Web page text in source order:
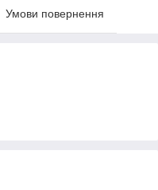
Умови повернення